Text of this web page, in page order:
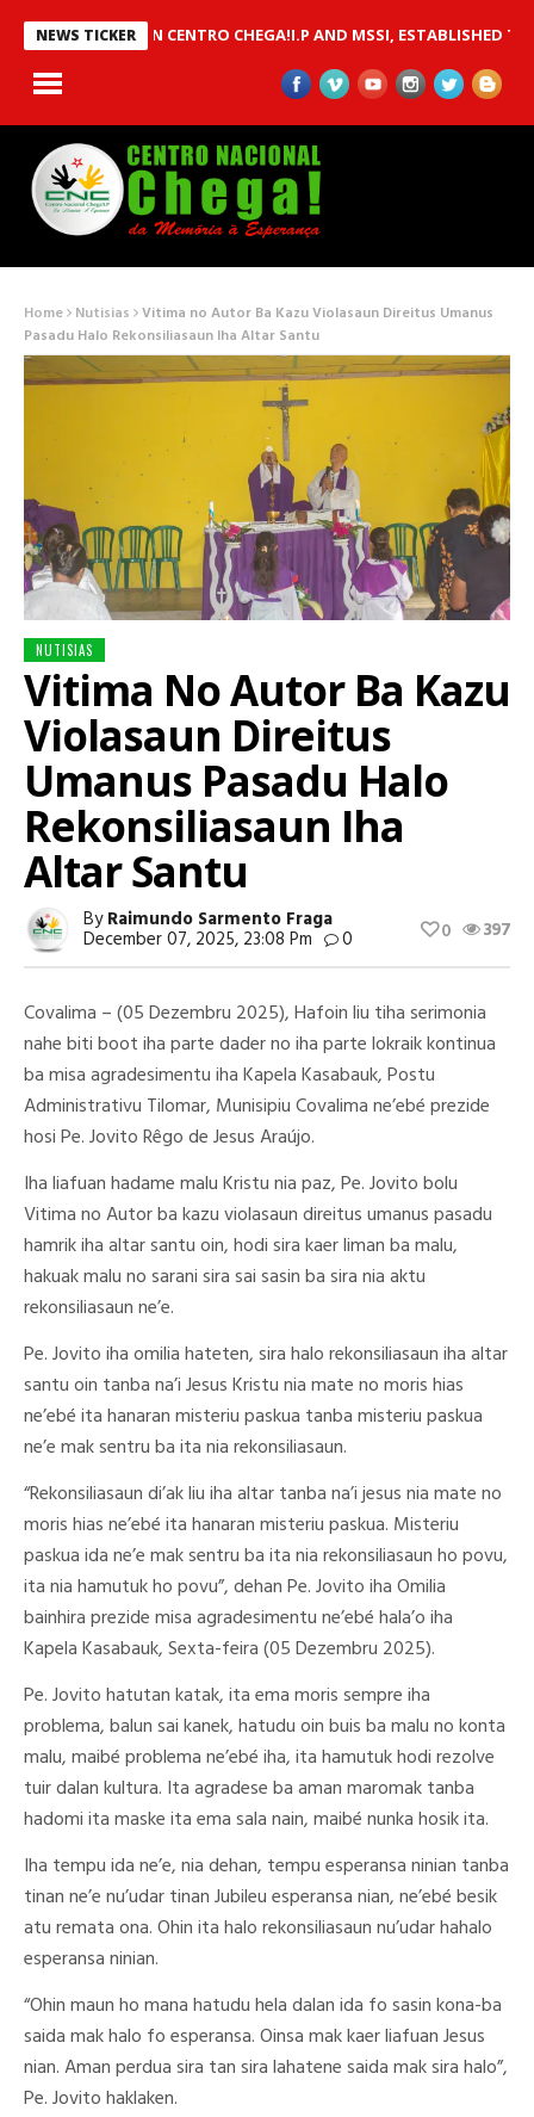
NEWS TICKER
BETWEEN CENTRO CHEGA!I.P AND MSSI, ESTABLISHED TO
Home Nutisias Vitima no Autor Ba Kazu Violasaun Direitus Umanus
Pasadu Halo Rekonsiliasaun Iha Altar Santu
NUTISIAS
Vitima No Autor Ba Kazu
Violasaun Direitus
Umanus Pasadu Halo
Rekonsiliasaun Iha
Altar Santu
ByRaimundo Sarmento Fraga
December 07, 2025, 23:08 Pm 0 397
0
Covalima – (05 Dezembru 2025), Hafoin liu tiha serimonia
nahe biti boot iha parte dader no iha parte lokraik kontinua
ba misa agradesimentu iha Kapela Kasabauk, Postu
Administrativu Tilomar, Munisipiu Covalima ne’ebé prezide
hosi Pe. Jovito Rêgo de Jesus Araújo.
Iha liafuan hadame malu Kristu nia paz, Pe. Jovito bolu
Vitima no Autor ba kazu violasaun direitus umanus pasadu
hamrik iha altar santu oin, hodi sira kaer liman ba malu,
hakuak malu no sarani sira sai sasin ba sira nia aktu
rekonsiliasaun ne’e.
Pe. Jovito iha omilia hateten, sira halo rekonsiliasaun iha altar
santu oin tanba na’i Jesus Kristu nia mate no moris hias
ne’ebé ita hanaran misteriu paskua tanba misteriu paskua
ne’e mak sentru ba ita nia rekonsiliasaun.
“Rekonsiliasaun di’ak liu iha altar tanba na’i jesus nia mate no
moris hias ne’ebé ita hanaran misteriu paskua. Misteriu
paskua ida ne’e mak sentru ba ita nia rekonsiliasaun ho povu,
ita nia hamutuk ho povu”, dehan Pe. Jovito iha Omilia
bainhira prezide misa agradesimentu ne’ebé hala’o iha
Kapela Kasabauk, Sexta-feira (05 Dezembru 2025).
Pe. Jovito hatutan katak, ita ema moris sempre iha
problema, balun sai kanek, hatudu oin buis ba malu no konta
malu, maibé problema ne’ebé iha, ita hamutuk hodi rezolve
tuir dalan kultura. Ita agradese ba aman maromak tanba
hadomi ita maske ita ema sala nain, maibé nunka hosik ita.
Iha tempu ida ne’e, nia dehan, tempu esperansa ninian tanba
tinan ne’e nu’udar tinan Jubileu esperansa nian, ne’ebé besik
atu remata ona. Ohin ita halo rekonsiliasaun nu’udar hahalo
esperansa ninian.
“Ohin maun ho mana hatudu hela dalan ida fo sasin kona-ba
saida mak halo fo esperansa. Oinsa mak kaer liafuan Jesus
nian. Aman perdua sira tan sira lahatene saida mak sira halo”,
Pe. Jovito haklaken.